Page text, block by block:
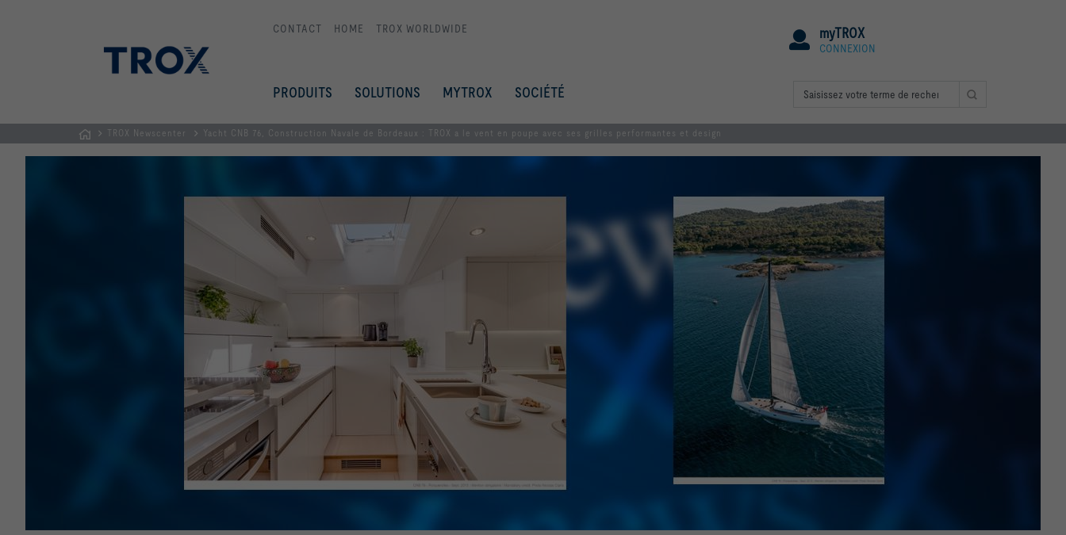
CONTACT HOME TROX WORLDWIDE myTROX
CONNEXION
PRODUITS SOLUTIONS MYTROX SOCIÉTÉ
TROX Newscenter Yacht CNB 76, Construction Navale de Bordeaux : TROX a le vent en poupe avec ses grilles performantes et design